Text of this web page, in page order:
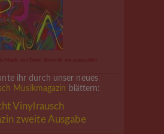
ihr durch unser neues
Musikmagazin blättern: